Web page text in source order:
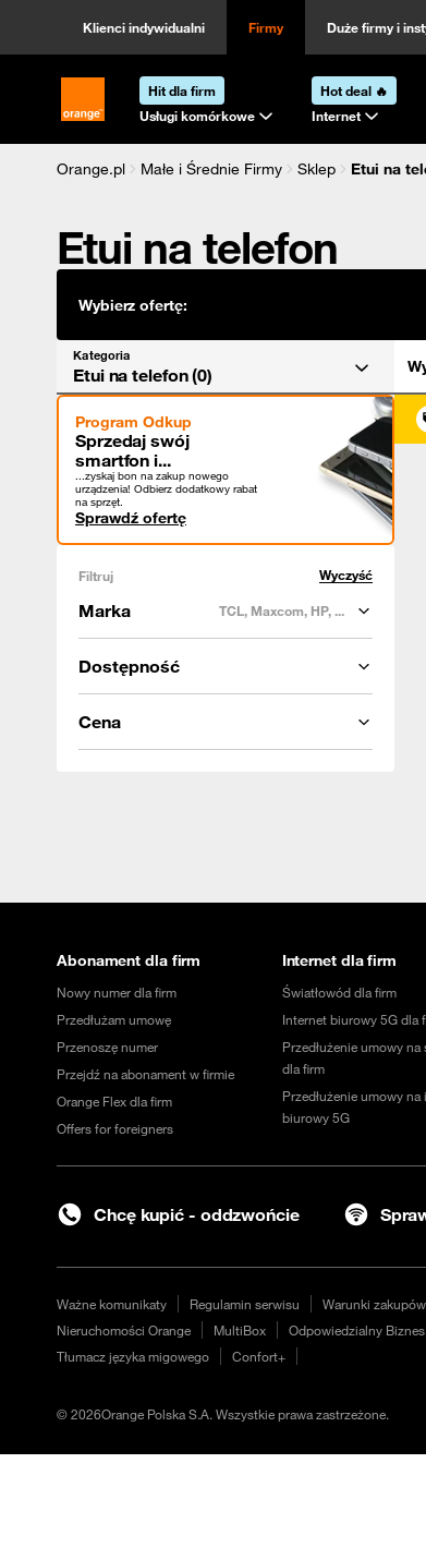
Klienci indywidualni Firmy Duże firmy i
Strona główna Orange.pl
Hit dla firm
Usługi komórkowe
Hot deal 🔥
Internet
Orange.pl Małe i Średnie Firmy Sklep
Etui na
Etui na telefon
Wybierz ofertę:
Kategoria
Etui na telefon (0)
Program Odkup
Sprzedaj swój
smartfon i...
...zyskaj bon na zakup nowego
urządzenia! Odbierz dodatkowy rabat
na sprzęt.
Sprawdź ofertę
Filtruj Wyczyść
Marka TCL, Maxcom, HP, ...
Dostępność
Cena
Abonament dla firm
Nowy numer dla firm
Przedłużam umowę
Przenoszę numer
Przejdź na abonament w firmie
Orange Flex dla firm
Offers for foreigners
Internet dla firm
Światłowód dla firm
Internet biurowy 5G dla
Przedłużenie umowy na
dla firm
Przedłużenie umowy na
biurowy 5G
Chcę kupić - oddzwońcie
Ważne komunikaty Regulamin serwisu Warunki zakupów
Nieruchomości Orange
MultiBox Odpowiedzialny Biznes
Tłumacz języka migowego
Confort+
©2026Orange Polska S.A. Wszystkie prawa zastrzeżone.